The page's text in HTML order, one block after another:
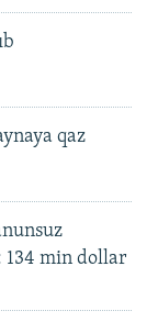
qaz
min dollar